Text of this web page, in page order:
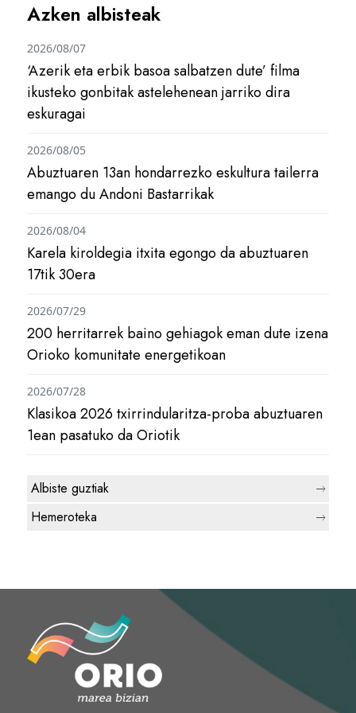
Azken albisteak
‘Azerik eta erbik basoa salbatzen dute’ filma
ikusteko gonbitak astelehenean jarriko dira
eskuragai
2026/08/07
Abuztuaren 13an hondarrezko eskultura tailerra
emango du Andoni Bastarrikak
2026/08/05
Karela kiroldegia itxita egongo da abuztuaren
17tik 30era
2026/08/04
200 herritarrek baino gehiagok eman dute izena
Orioko komunitate energetikoan
2026/07/29
Klasikoa 2026 txirrindularitza-proba abuztuaren
1ean pasatuko da Oriotik
2026/07/28
Albiste guztiak
Hemeroteka